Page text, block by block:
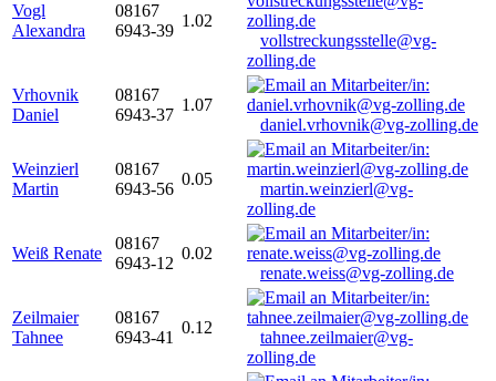
Vogl
Alexandra
08167
6943-39
1.02
vollstreckungsstelle@vg-
zolling.de
Vrhovnik
Daniel
08167
6943-37
1.07
daniel.vrhovnik@vg-zolling.de
Weinzierl
Martin
08167
6943-56
0.05
martin.weinzierl@vg-
zolling.de
Weiß Renate
08167
6943-12
0.02
renate.weiss@vg-zolling.de
Zeilmaier
Tahnee
08167
6943-41
0.12
tahnee.zeilmaier@vg-
zolling.de